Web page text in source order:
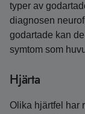
typer av
diagnosen
godartade kan
symtom som
Hjärta
Olika hjärtfel har